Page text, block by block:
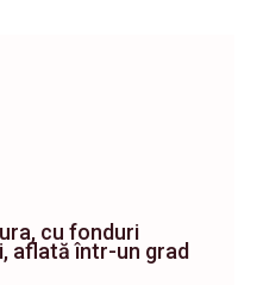
cu fonduri
aflată într-un grad